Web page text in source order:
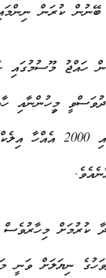
ބޭނުން ކުރަން
ހައްޖު މޫސުމުގައި
މިީހުންނާއި
މީހުންގެ
ނިޔަލަށް ވަނީ